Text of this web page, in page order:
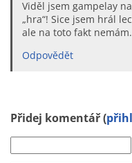
Viděl jsem gampelay
„hra“! Sice jsem hrál
ale na toto fakt nemám.
Odpovědět
Přidej komentář (